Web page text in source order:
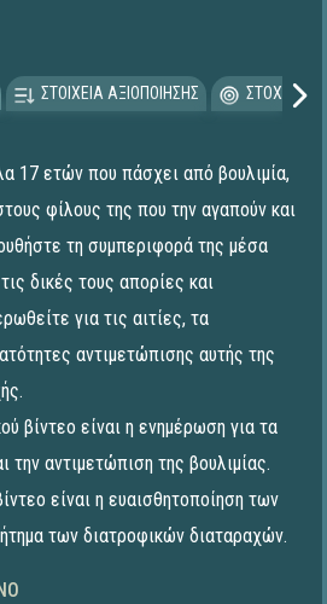
ΣΤΟΙΧΕΙΑ ΑΞΙΟΠΟΙΗΣΗΣ
17 ετών που πάσχει από βουλιμία,
φίλους της που την αγαπούν και
τη συμπεριφορά της μέσα
δικές τους απορίες και
για τις αιτίες, τα
αντιμετώπισης αυτής της
βίντεο είναι η ενημέρωση για τα
την αντιμετώπιση της βουλιμίας.
είναι η ευαισθητοποίηση των
των διατροφικών διαταραχών.